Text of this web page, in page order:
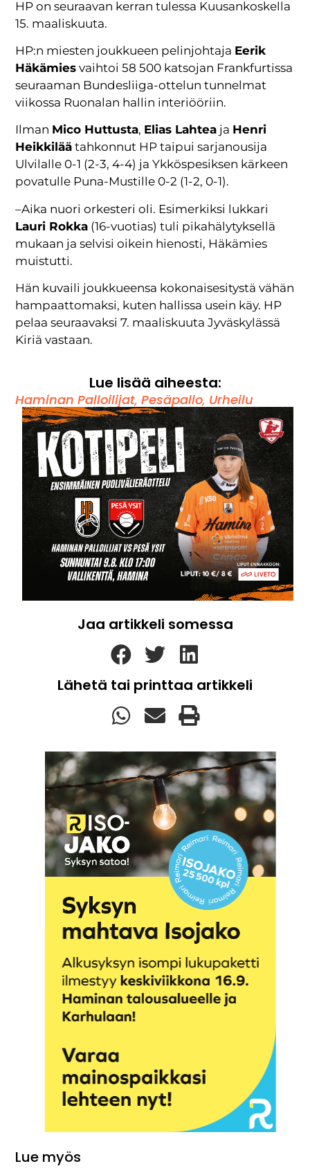
HP on seuraavan kerran tulessa Kuusankoskella
15. maaliskuuta.
HP:n miesten joukkueen pelinjohtaja Eerik
Häkämies vaihtoi 58 500 katsojan Frankfurtissa
seuraaman Bundesliiga-ottelun tunnelmat
viikossa Ruonalan hallin interiööriin.
Ilman Mico Huttusta, Elias Lahtea ja Henri
Heikkilää tahkonnut HP taipui sarjanousija
Ulvilalle 0-1 (2-3, 4-4) ja Ykköspesiksen kärkeen
povatulle Puna-Mustille 0-2 (1-2, 0-1).
–Aika nuori orkesteri oli. Esimerkiksi lukkari
Lauri Rokka (16-vuotias) tuli pikahälytyksellä
mukaan ja selvisi oikein hienosti, Häkämies
muistutti.
Hän kuvaili joukkueensa kokonaisesitystä vähän
hampaattomaksi, kuten hallissa usein käy. HP
pelaa seuraavaksi 7. maaliskuuta Jyväskylässä
Kiriä vastaan.
Lue lisää aiheesta:
Haminan Palloilijat,Pesäpallo, Urheilu
Jaa artikkeli somessa
Lähetä tai printtaa artikkeli
Lue myös